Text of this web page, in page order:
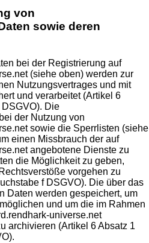
von
sowie deren
bei der Registrierung auf
(siehe oben) werden zur
Nutzungsvertrages und mit
und verarbeitet (Artikel 6
Die
der Nutzung von
sowie die Sperrlisten (siehe
einen Missbrauch der auf
angebotene Dienste zu
die Möglichkeit zu geben,
vorgehen zu
f DSGVO). Die über das
Daten werden gespeichert, um
und um die im Rahmen
universe.net
archivieren (Artikel 6 Absatz 1